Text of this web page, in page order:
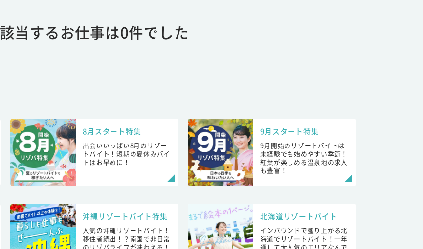
該当するお仕事は0件でした
8月スタート特集
出会いいっぱい8月のリゾー
トバイト！短期の夏休みバイ
トはお早めに！
9月スタート特集
9月開始のリゾートバイトは
未経験でも始めやすい季節！
紅葉が楽しめる温泉地の求人
も豊富！
沖縄リゾートバイト特集
人気の沖縄リゾートバイト！
移住者続出！？南国で非日常
のリゾバライフが味わえる！
北海道リゾートバイト
インバウンドで盛り上がる北
海道でリゾートバイト！一年
通して大人気のエリアなんで